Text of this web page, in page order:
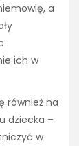
a
ich w
również na
dziecka –
w